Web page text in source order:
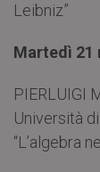
Leibniz”
Martedì 21
PIERLUIGI
Università
“L’algebra